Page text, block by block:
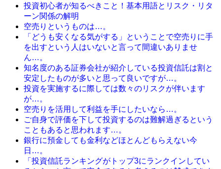
投資初心者が知るべきこと！基本用語とリスク・リタ
ーン関係の解明
空売りというものは…。
「どうも安くなる気がする」ということで空売りに手
を出すという人はいないと言って間違いありませ
ん…。
知名度のある証券会社が紹介している投資信託は割と
安定したものが多いと思って良いですが…。
投資を実施するに際しては数々のリスクが伴います
が…。
空売りを活用して利益を手にしたいなら…。
ご自身で評価を下して投資するのは難解過ぎるという
こともあると思われます…。
銀行に預金しても金利などほとんどもらえない今
日…。
「投資信託ランキングがトップ3にランクインしてい